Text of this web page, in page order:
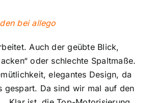
bei allego
Auch der geübte Blick,
oder schlechte Spaltmaße.
elegantes Design, da
gespart. Da sind wir mal auf den